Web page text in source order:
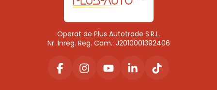
Operat de Plus Autotrade S.R.L.
Nr. Inreg. Reg. Com.: J2010001392406